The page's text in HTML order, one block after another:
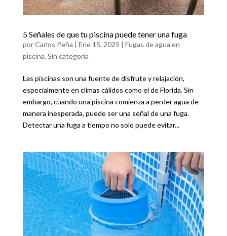
5 Señales de que tu piscina puede tener una fuga
porCarlos Peña | Ene 15, 2025 | Fugas de agua en
piscina, Sin categoría
Las piscinas son una fuente de disfrute y relajación,
especialmente en climas cálidos como el de Florida. Sin
embargo, cuando una piscina comienza a perder agua de
manera inesperada, puede ser una señal de una fuga.
Detectar una fuga a tiempo no solo puede evitar...